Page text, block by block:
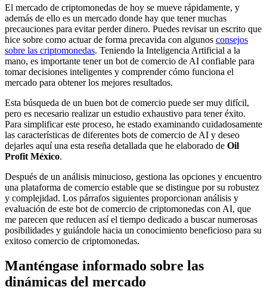
El mercado de criptomonedas de hoy se mueve rápidamente, y
además de ello es un mercado donde hay que tener muchas
precauciones para evitar perder dinero. Puedes revisar un escrito que
hice sobre como actuar de forma precavida con algunos consejos
sobre las criptomonedas. Teniendo la Inteligencia Artificial a la
mano, es importante tener un bot de comercio de AI confiable para
tomar decisiones inteligentes y comprender cómo funciona el
mercado para obtener los mejores resultados.
Esta búsqueda de un buen bot de comercio puede ser muy difícil,
pero es necesario realizar un estudio exhaustivo para tener éxito.
Para simplificar este proceso, he estado examinando cuidadosamente
las características de diferentes bots de comercio de AI y deseo
dejarles aquí una esta reseña detallada que he elaborado de Oil
Profit México.
Después de un análisis minucioso, gestiona las opciones y encuentro
una plataforma de comercio estable que se distingue por su robustez
y complejidad. Los párrafos siguientes proporcionan análisis y
evaluación de este bot de comercio de criptomonedas con AI, que
me parecen que reducen así el tiempo dedicado a buscar numerosas
posibilidades y guiándole hacia un conocimiento beneficioso para su
exitoso comercio de criptomonedas.
Manténgase informado sobre las
dinámicas del mercado